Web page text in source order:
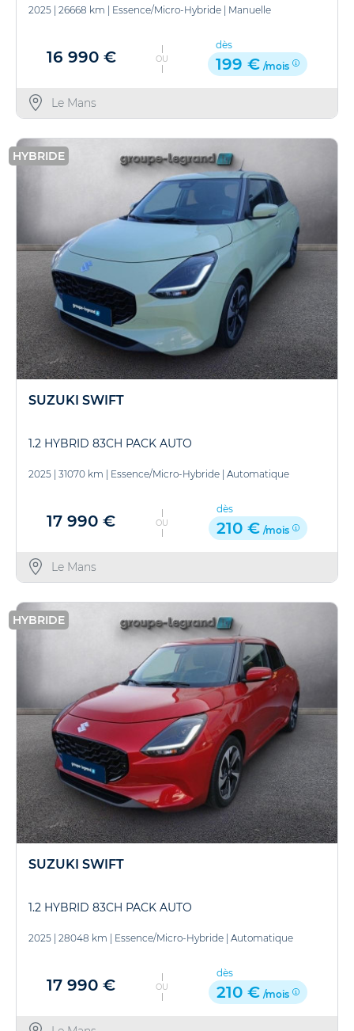
2025 26668 km Essence/Micro-Hybride Manuelle
16 990 € OU
dès
199 € /mois
Le Mans
HYBRIDE
SUZUKI SWIFT
1.2 HYBRID 83CH PACK AUTO
2025 31070 km Essence/Micro-Hybride Automatique
17 990 € OU
dès
210 € /mois
Le Mans
HYBRIDE
SUZUKI SWIFT
1.2 HYBRID 83CH PACK AUTO
2025 28048 km Essence/Micro-Hybride Automatique
17 990 € OU
dès
210 € /mois